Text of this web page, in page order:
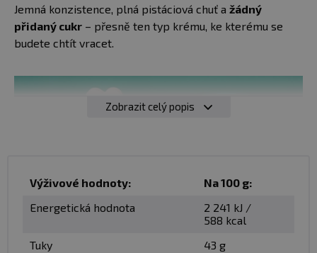
Jemná konzistence, plná pistáciová chuť a žádný
přidaný cukr – přesně ten typ krému, ke kterému se
budete chtít vracet.
Zobrazit celý popis
Výživové hodnoty:
Na 100 g:
Energetická hodnota
2 241 kJ /
588 kcal
Tuky
43 g